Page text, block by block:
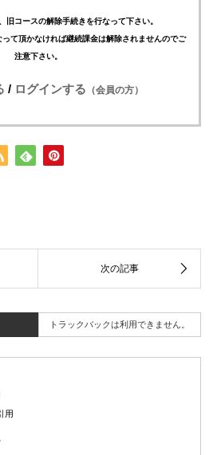
旧コースの解除手続きを行なって下さい。
て頂かなければ継続課金は解除されませんのでご
注意下さい。
/ ログインする （会員の方）
トラックバックは利用できません。
用